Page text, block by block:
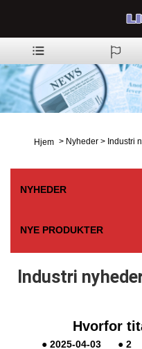
Hjem > Nyheder > Industri
NYHEDER
NYE PRODUKTER
Industri
Hvorfor
● 2025-04-03 ● 2